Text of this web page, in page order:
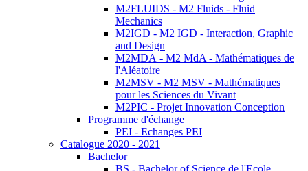
M2FLUIDS - M2 Fluids - Fluid
Mechanics
M2IGD - M2 IGD - Interaction, Graphic
and Design
M2MDA - M2 MdA - Mathématiques de
l'Aléatoire
M2MSV - M2 MSV - Mathématiques
pour les Sciences du Vivant
M2PIC - Projet Innovation Conception
Programme d'échange
PEI - Echanges PEI
Catalogue 2020 - 2021
Bachelor
BS - Bachelor of Science de l'Ecole